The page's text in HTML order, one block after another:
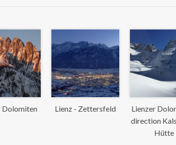
Dolomiten Lienz - Zettersfeld
Lienzer
direction
Hütte